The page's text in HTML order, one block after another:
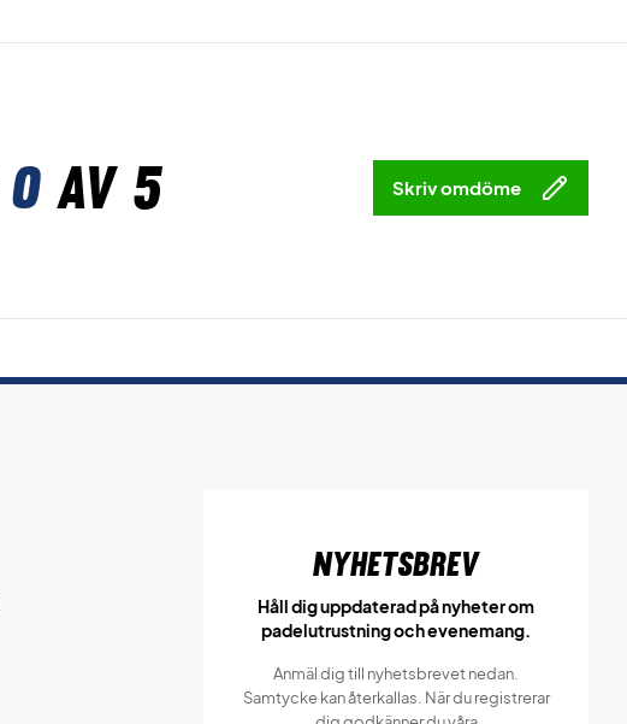
0av 5 Skriv omdöme
Nyhetsbrev
Håll dig uppdaterad på nyheter om
padelutrustning och evenemang.
Anmäl dig till nyhetsbrevet nedan.
Samtycke kan återkallas. När du registrerar